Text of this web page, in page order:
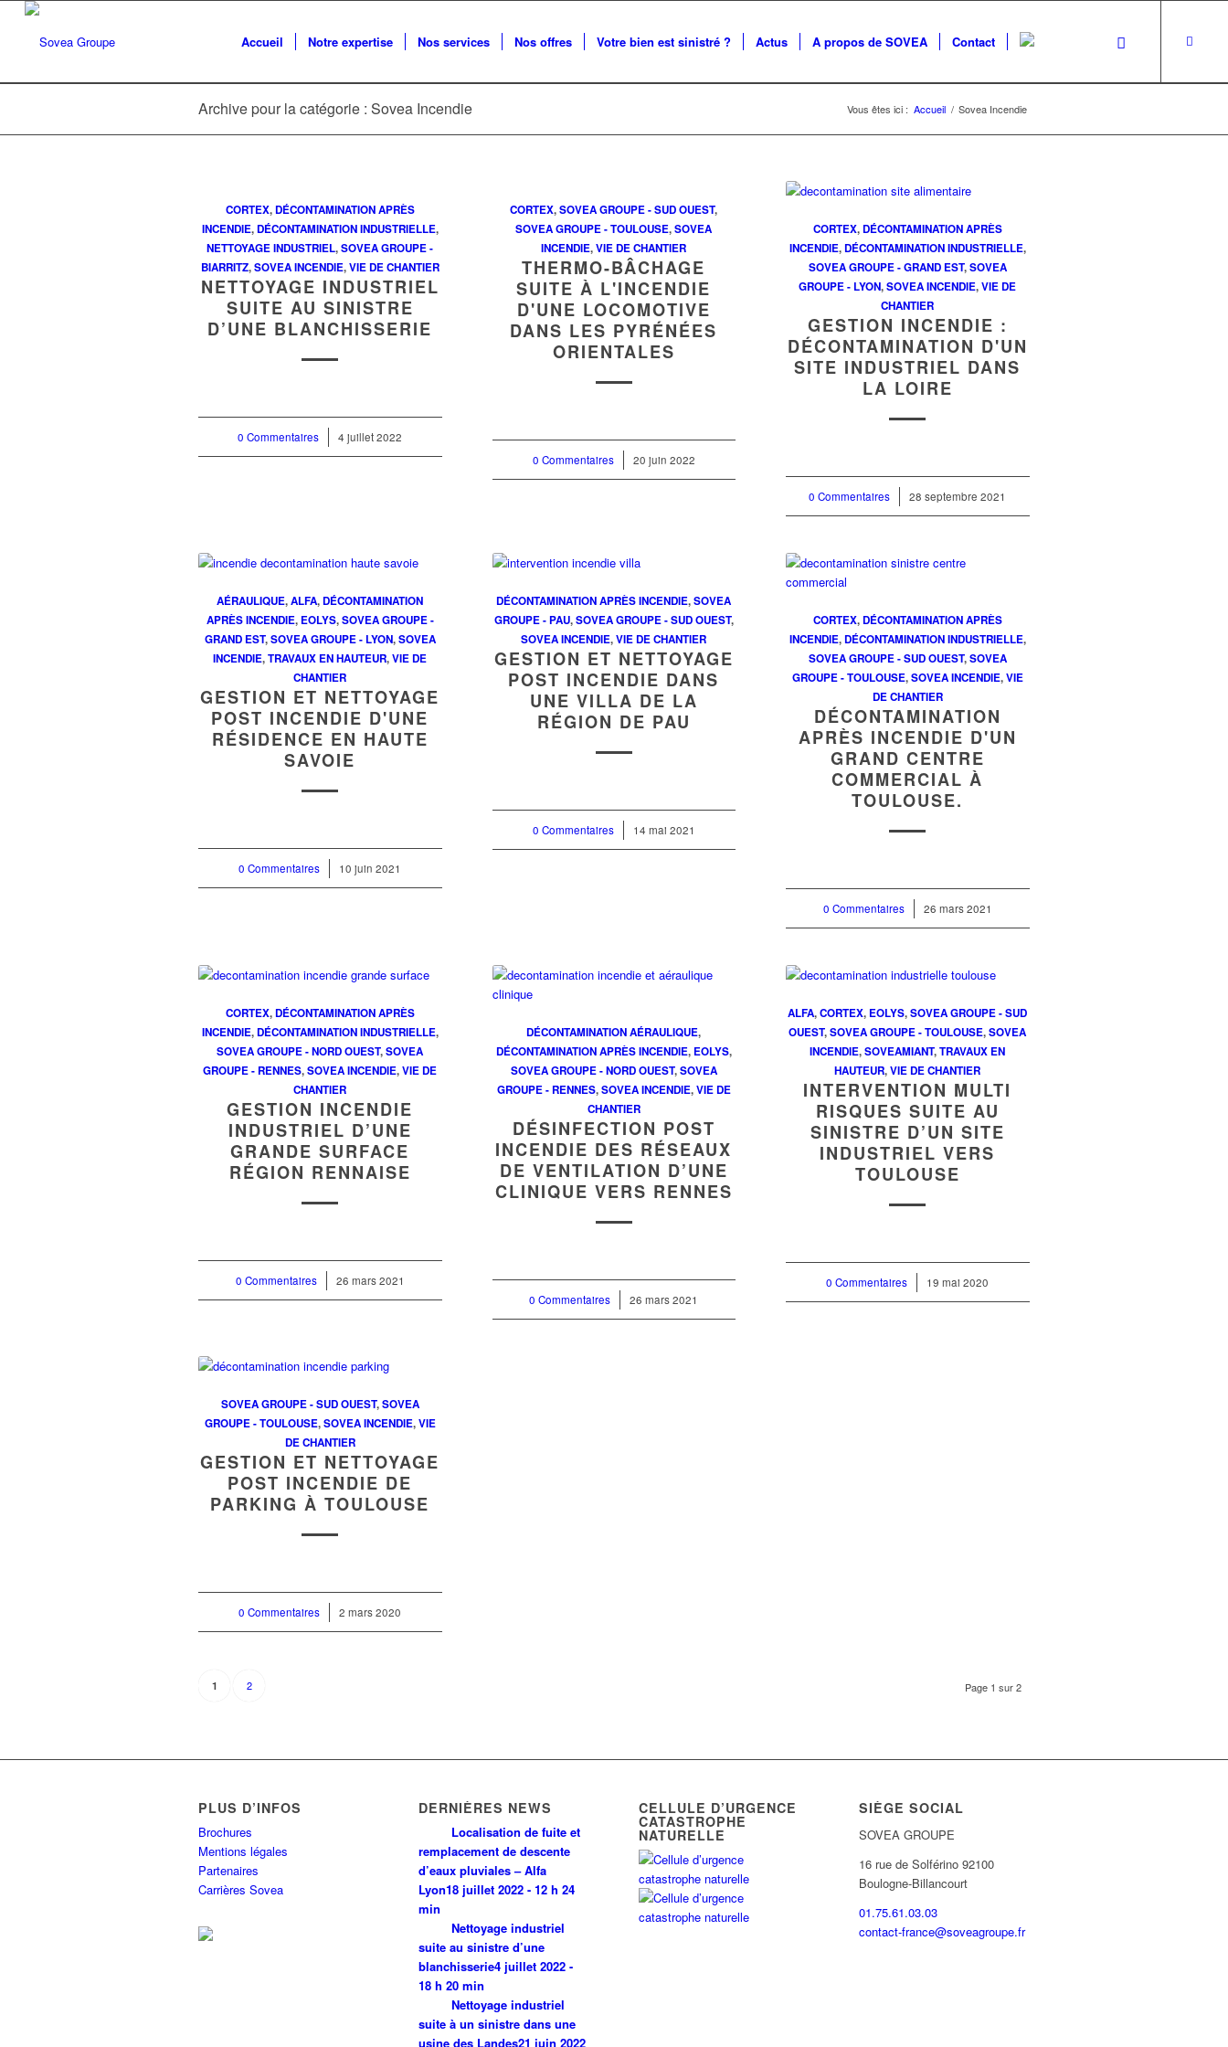
Accueil Notre expertise Nos services Nos offres Votre bien est sinistré ? Actus A propos de SOVEA Contact
Archive pour la catégorie : Sovea Incendie Vous êtes ici : Accueil / Sovea Incendie
CORTEX,DÉCONTAMINATION APRÈS
INCENDIE,DÉCONTAMINATION INDUSTRIELLE,
NETTOYAGE INDUSTRIEL,SOVEA GROUPE -
BIARRITZ,SOVEA INCENDIE,VIE DE CHANTIER
NETTOYAGE INDUSTRIEL
SUITE AU SINISTRE
D’UNE BLANCHISSERIE
0 Commentaires
/ 4 juillet 2022
CORTEX,SOVEA GROUPE - SUD OUEST,
SOVEA GROUPE - TOULOUSE,SOVEA
INCENDIE,VIE DE CHANTIER
THERMO-BÂCHAGE
SUITE À L'INCENDIE
D'UNE LOCOMOTIVE
DANS LES PYRÉNÉES
ORIENTALES
0 Commentaires
/ 20 juin 2022
CORTEX,DÉCONTAMINATION APRÈS
INCENDIE,DÉCONTAMINATION INDUSTRIELLE,
SOVEA GROUPE - GRAND EST,SOVEA
GROUPE - LYON,SOVEA INCENDIE,VIE DE
CHANTIER
GESTION INCENDIE :
DÉCONTAMINATION D'UN
SITE INDUSTRIEL DANS
LA LOIRE
0 Commentaires
/ 28 septembre 2021
AÉRAULIQUE,ALFA,DÉCONTAMINATION
APRÈS INCENDIE, EOLYS,SOVEA GROUPE -
GRAND EST,SOVEA GROUPE - LYON,SOVEA
INCENDIE,TRAVAUX EN HAUTEUR,VIE DE
CHANTIER
GESTION ET NETTOYAGE
POST INCENDIE D'UNE
RÉSIDENCE EN HAUTE
SAVOIE
0 Commentaires
/ 10 juin 2021
DÉCONTAMINATION APRÈS INCENDIE,SOVEA
GROUPE - PAU,SOVEA GROUPE - SUD OUEST,
SOVEA INCENDIE,VIE DE CHANTIER
GESTION ET NETTOYAGE
POST INCENDIE DANS
UNE VILLA DE LA
RÉGION DE PAU
0 Commentaires
/ 14 mai 2021
CORTEX,DÉCONTAMINATION APRÈS
INCENDIE,DÉCONTAMINATION INDUSTRIELLE,
SOVEA GROUPE - SUD OUEST,SOVEA
GROUPE - TOULOUSE,SOVEA INCENDIE,VIE
DE CHANTIER
DÉCONTAMINATION
APRÈS INCENDIE D'UN
GRAND CENTRE
COMMERCIAL À
TOULOUSE.
0 Commentaires
/ 26 mars 2021
CORTEX,DÉCONTAMINATION APRÈS
INCENDIE,DÉCONTAMINATION INDUSTRIELLE,
SOVEA GROUPE - NORD OUEST,SOVEA
GROUPE - RENNES,SOVEA INCENDIE,VIE DE
CHANTIER
GESTION INCENDIE
INDUSTRIEL D’UNE
GRANDE SURFACE
RÉGION RENNAISE
0 Commentaires
/ 26 mars 2021
DÉCONTAMINATION AÉRAULIQUE,
DÉCONTAMINATION APRÈS INCENDIE, EOLYS,
SOVEA GROUPE - NORD OUEST,SOVEA
GROUPE - RENNES,SOVEA INCENDIE,VIE DE
CHANTIER
DÉSINFECTION POST
INCENDIE DES RÉSEAUX
DE VENTILATION D’UNE
CLINIQUE VERS RENNES
0 Commentaires
/ 26 mars 2021
ALFA,CORTEX, EOLYS,SOVEA GROUPE - SUD
OUEST,SOVEA GROUPE - TOULOUSE,SOVEA
INCENDIE,SOVEAMIANT,TRAVAUX EN
HAUTEUR,VIE DE CHANTIER
INTERVENTION MULTI
RISQUES SUITE AU
SINISTRE D’UN SITE
INDUSTRIEL VERS
TOULOUSE
0 Commentaires
/ 19 mai 2020
SOVEA GROUPE - SUD OUEST,SOVEA
GROUPE - TOULOUSE,SOVEA INCENDIE,VIE
DE CHANTIER
GESTION ET NETTOYAGE
POST INCENDIE DE
PARKING À TOULOUSE
0 Commentaires
/ 2 mars 2020
Page 1 sur 2
1 2
PLUS D’INFOS
Brochures
Mentions légales
Partenaires
Carrières Sovea
DERNIÈRES NEWS
Localisation de fuite et
remplacement de descente
d’eaux pluviales – Alfa
Lyon18 juillet 2022 - 12 h 24
min
Nettoyage industriel
suite au sinistre d’une
blanchisserie4 juillet 2022 -
18 h 20 min
Nettoyage industriel
suite à un sinistre dans une
usine des Landes21 juin 2022
CELLULE D’URGENCE
CATASTROPHE
NATURELLE
SIÈGE SOCIAL
SOVEA GROUPE
16 rue de Solférino 92100
Boulogne-Billancourt
01.75.61.03.03
contact-france@soveagroupe.fr